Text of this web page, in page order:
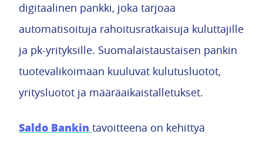
digitaalinen pankki, joka tarjoaa
automatisoituja rahoitusratkaisuja kuluttajille
ja pk-yrityksille. Suomalaistaustaisen pankin
tuotevalikoimaan kuuluvat kulutusluotot,
yritysluotot ja määräaikaistalletukset.
Saldo Bankin tavoitteena on kehittyä